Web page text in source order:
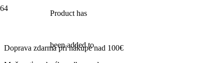
Product has
been added to
Doprava zdarma pri nákupe nad 100€